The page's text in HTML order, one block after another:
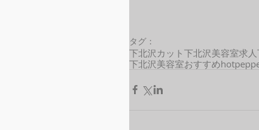
タグ：
下北沢カット 下北沢美容室求人
下北沢美容室おすすめ